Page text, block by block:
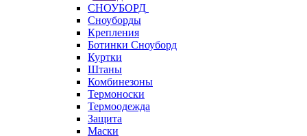
СНОУБОРД
Сноуборды
Крепления
Ботинки Сноуборд
Куртки
Штаны
Комбинезоны
Термоноски
Термоодежда
Защита
Маски